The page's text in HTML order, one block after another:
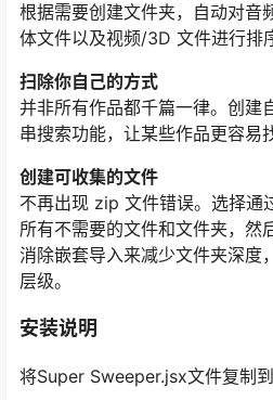
根据需要创建文件夹，自动对音
体文件以及视频/3D 文件进行排
扫除你自己的方式
并非所有作品都千篇一律。创建
串搜索功能，让某些作品更容易
创建可收集的文件
不再出现 zip 文件错误。选择通
所有不需要的文件和文件夹，然
消除嵌套导入来减少文件夹深度
层级。
安装说明
将Super Sweeper.jsx文件复制到